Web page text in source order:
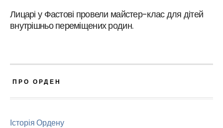
Лицарі у Фастові провели майстер-клас для дітей
внутрішньо переміщених родин.
ПРО ОРДЕН
Історія Ордену